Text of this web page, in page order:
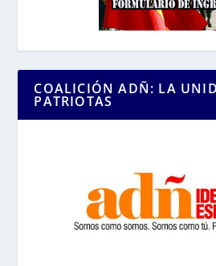
COALICIÓN ADÑ: LA
PATRIOTAS